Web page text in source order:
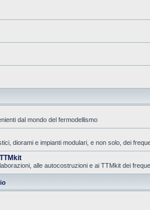
dal mondo del fermodellismo
diorami e impianti modulari, e non solo, dei
alle autocostruzioni e ai TTMkit dei